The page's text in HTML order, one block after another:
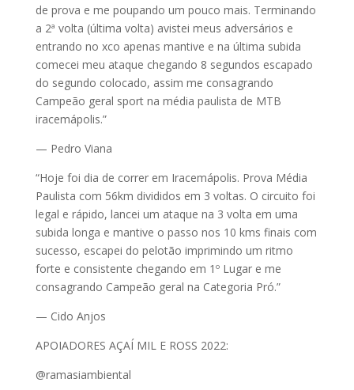
de prova e me poupando um pouco mais. Terminando
a 2ª volta (última volta) avistei meus adversários e
entrando no xco apenas mantive e na última subida
comecei meu ataque chegando 8 segundos escapado
do segundo colocado, assim me consagrando
Campeão geral sport na média paulista de MTB
iracemápolis.”
— Pedro Viana
“Hoje foi dia de correr em Iracemápolis. Prova Média
Paulista com 56km divididos em 3 voltas. O circuito foi
legal e rápido, lancei um ataque na 3 volta em uma
subida longa e mantive o passo nos 10 kms finais com
sucesso, escapei do pelotão imprimindo um ritmo
forte e consistente chegando em 1º Lugar e me
consagrando Campeão geral na Categoria Pró.”
— Cido Anjos
APOIADORES AÇAÍ MIL E ROSS 2022:
@ramasiambiental